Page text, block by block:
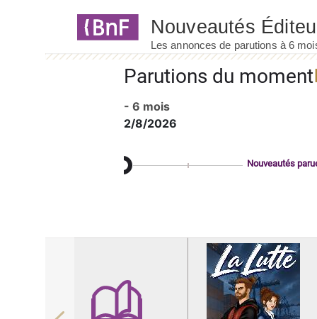
Parutions du moment
- 6 mois
2/8/2026
Nouveautés